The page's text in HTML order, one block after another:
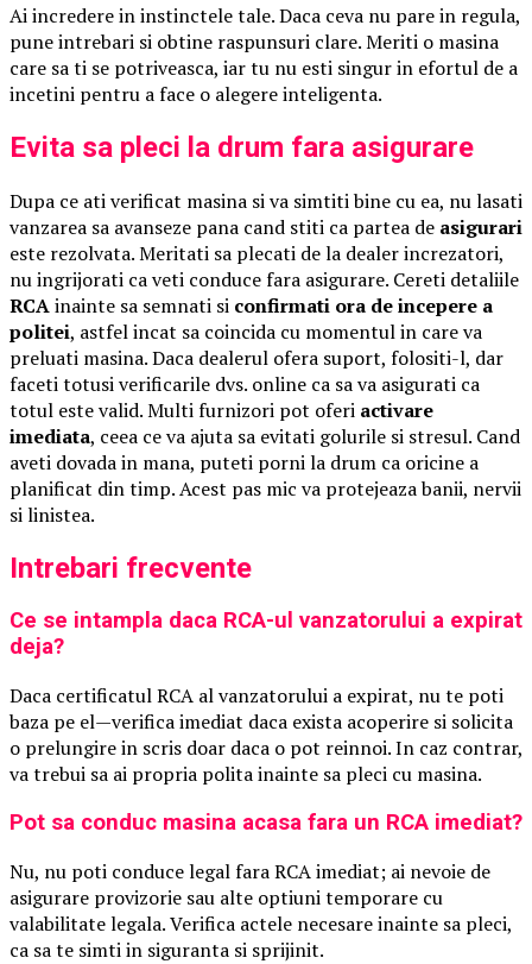
Ai incredere in instinctele tale. Daca ceva nu pare in regula,
pune intrebari si obtine raspunsuri clare. Meriti o masina
care sa ti se potriveasca, iar tu nu esti singur in efortul de a
incetini pentru a face o alegere inteligenta.
Evita sa pleci la drum fara asigurare
Dupa ce ati verificat masina si va simtiti bine cu ea, nu lasati
vanzarea sa avanseze pana cand stiti ca partea de asigurari
este rezolvata. Meritati sa plecati de la dealer increzatori,
nu ingrijorati ca veti conduce fara asigurare. Cereti detaliile
RCAinainte sa semnati si confirmati ora de incepere a
politei, astfel incat sa coincida cu momentul in care va
preluati masina. Daca dealerul ofera suport, folositi-l, dar
faceti totusi verificarile dvs. online ca sa va asigurati ca
totul este valid. Multi furnizori pot oferi activare
imediata, ceea ce va ajuta sa evitati golurile si stresul. Cand
aveti dovada in mana, puteti porni la drum ca oricine a
planificat din timp. Acest pas mic va protejeaza banii, nervii
si linistea.
Intrebari frecvente
Ce se intampla daca RCA-ul vanzatorului a expirat
deja?
Daca certificatul RCA al vanzatorului a expirat, nu te poti
baza pe el—verifica imediat daca exista acoperire si solicita
o prelungire in scris doar daca o pot reinnoi. In caz contrar,
va trebui sa ai propria polita inainte sa pleci cu masina.
Pot sa conduc masina acasa fara un RCA imediat?
Nu, nu poti conduce legal fara RCA imediat; ai nevoie de
asigurare provizorie sau alte optiuni temporare cu
valabilitate legala. Verifica actele necesare inainte sa pleci,
ca sa te simti in siguranta si sprijinit.